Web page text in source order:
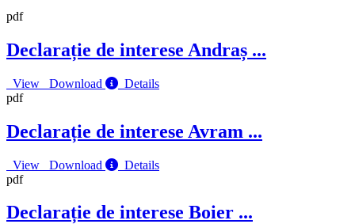
pdf
Declarație de interese Andraș ...
View Download
Details
pdf
Declarație de interese Avram ...
View Download
Details
pdf
Declarație de interese Boier ...